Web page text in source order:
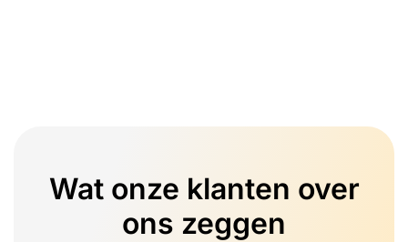
Wat onze klanten over
ons zeggen